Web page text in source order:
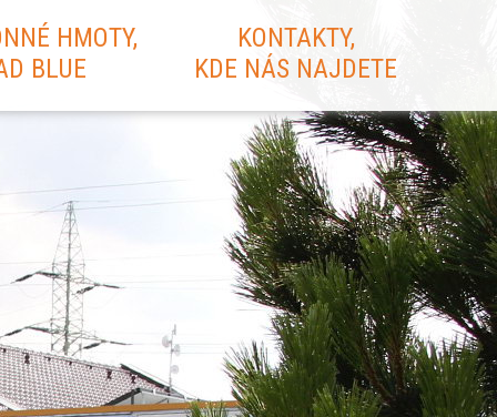
HMOTY,
BLUE
KONTAKTY,
KDE NÁS NAJDETE